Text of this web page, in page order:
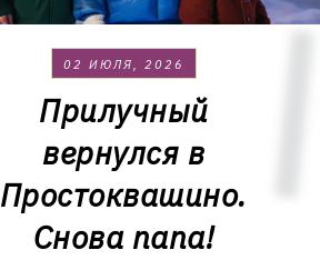
02 ИЮЛЯ, 2026
Прилучный
вернулся в
Простоквашино.
Снова папа!